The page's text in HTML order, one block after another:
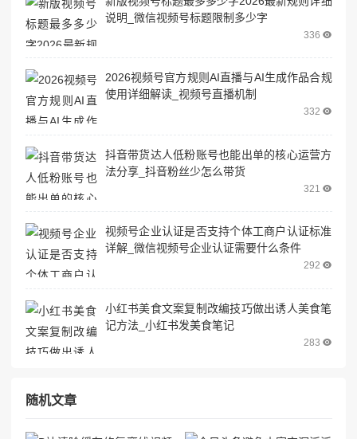
说明_微信视频号标题限制多少字
336
2026视频号官方规则AI直播与AI生成作品合规
使用详细解读_视频号直播机制
332
抖音带货达人低粉账号也能出单的核心运营方
法分享_抖音粉丝少怎么带货
321
视频号企业认证是否支持个体工商户认证标准
详解_微信视频号企业认证需要什么条件
292
小红书美食文案复制改编技巧做出诱人美食笔
记方法_小红书发美食笔记
283
随机文章